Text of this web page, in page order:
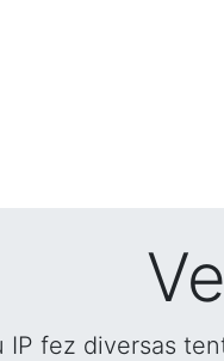
IP fez diversas